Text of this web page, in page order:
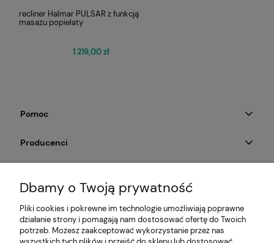
recliner Halmar PULSAR z funkcją
masażu popielaty
1 219,00 zł
Pomoc
Producenci
Informacje
Dbamy o Twoją prywatność
Pliki cookies i pokrewne im technologie umożliwiają poprawne
działanie strony i pomagają nam dostosować ofertę do Twoich
potrzeb. Możesz zaakceptować wykorzystanie przez nas